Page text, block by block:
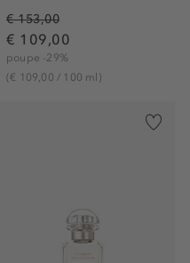
€ 153,00
€ 109,00
poupe -29%
(€ 109,00 / 100 ml)